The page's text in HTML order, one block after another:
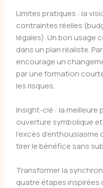
Limites pratiques : la
contraintes réelles
légales). Un bon usage
dans un plan réaliste.
encourage un
par une formation
les risques.
Insight-clé : la meilleure
ouverture symbolique
l’excès
tirer le bénéfice sans
Transformer la
quatre étapes inspirées